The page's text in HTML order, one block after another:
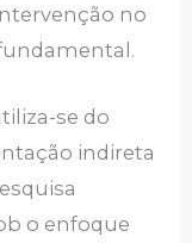
no
se do
indireta
o enfoque